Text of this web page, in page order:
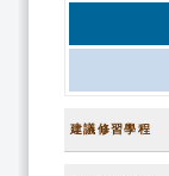
建議修習學程